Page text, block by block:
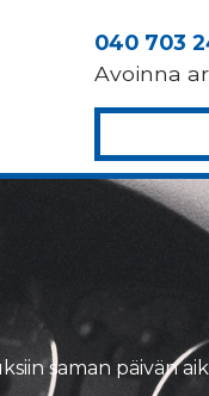
040 703
Avoinna
saman päivän